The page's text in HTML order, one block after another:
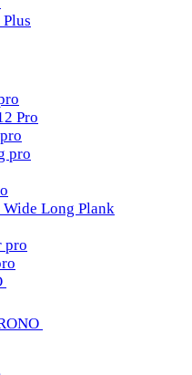
Pro
pro
Wide Long Plank
pro